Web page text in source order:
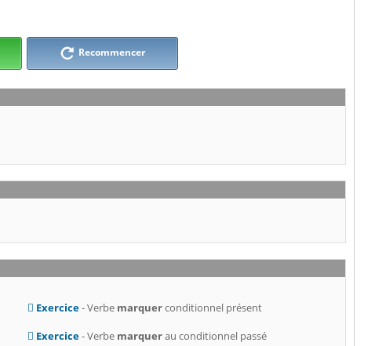
Recommencer
Exercice- Verbe marquerconditionnel présent
Exercice- Verbe marquerau conditionnel passé